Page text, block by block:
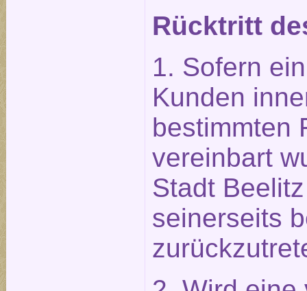
Rücktritt
1. Sofern
Kunden
bestimmten
vereinbart
Stadt
seinerseits